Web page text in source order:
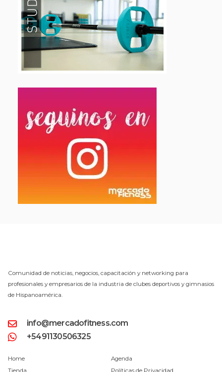
Comunidad de noticias, negocios, capacitación y networking para
profesionales y empresarios de la industria de clubes deportivos y gimnasios
de Hispanoamérica.
info@mercadofitness.com
+5491130506325
Home
Tienda
Agenda
Políticas de Privacidad